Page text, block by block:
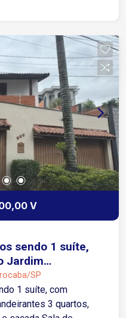
V
sendo 1 suíte,
Jardim
SP
1 suíte, com
3 quartos,